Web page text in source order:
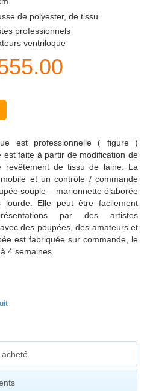
de polyester, de tissu
professionnels
ventriloque
est professionnelle ( figure )
est faite à partir de modification de
revêtement de tissu de laine. La
et un contrôle / commande
souple – marionnette élaborée
lourde. Elle peut être facilement
par des artistes
des poupées, des amateurs et
est fabriquée sur commande, le
4 semaines.